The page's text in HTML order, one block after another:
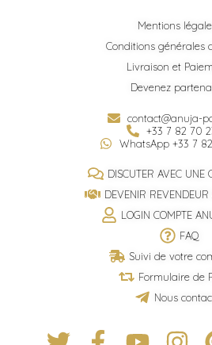
Mentions
Conditions générales
Livraison et
Devenez
contact@anuja-
+33 7 82 70
WhatsApp +33 7
DISCUTER AVEC UNE
DEVENIR
LOGIN COMPTE
FAQ
Suivi de votre
Formulaire de
Nous